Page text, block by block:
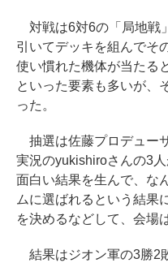
対戦は6対6の「局地戦
引いてデッキを組んでそ
使い慣れた機体が当たる
といった要素も多いが、
った。
抽選は佐藤プロデュー
実況のyukishiroさんの3
面白い結果を生んで、な
ムに選ばれるという結果
を決めるなどして、会場
結果はジオン軍の3勝2